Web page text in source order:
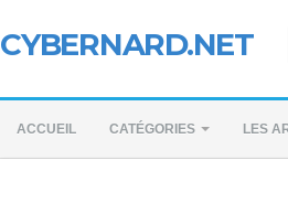
CYBERNARD.NET
ACCUEIL CATÉGORIES LES